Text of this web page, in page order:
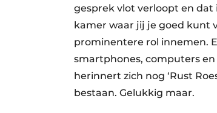
gesprek vlot verloopt en dat
kamer waar jij je goed kunt
prominentere rol innemen.
smartphones, computers
herinnert zich nog ‘Rust
bestaan. Gelukkig maar.